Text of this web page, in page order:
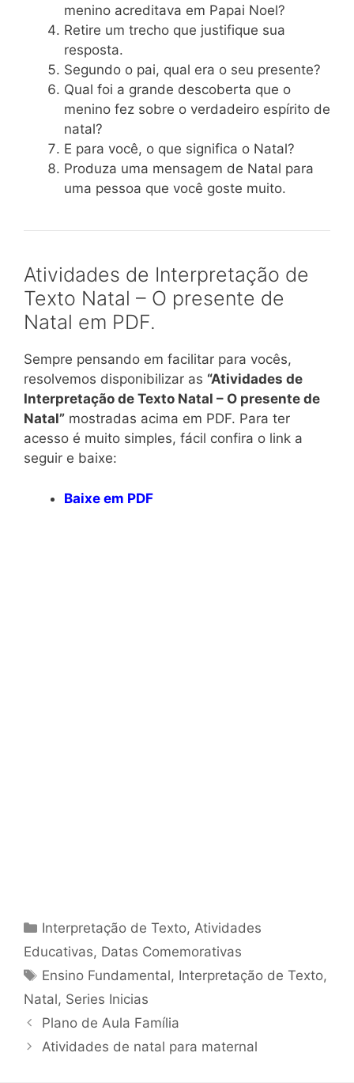
menino acreditava em Papai Noel?
Retire um trecho que justifique sua
resposta.
Segundo o pai, qual era o seu presente?
Qual foi a grande descoberta que o
menino fez sobre o verdadeiro espírito de
natal?
E para você, o que significa o Natal?
Produza uma mensagem de Natal para
uma pessoa que você goste muito.
Atividades de Interpretação de
Texto Natal – O presente de
Natal em PDF.
Sempre pensando em facilitar para vocês,
resolvemos disponibilizar as “Atividades de
Interpretação de Texto Natal – O presente de
Natal” mostradas acima em PDF. Para ter
acesso é muito simples, fácil confira o link a
seguir e baixe:
Baixe em PDF
Categorias
Interpretação de Texto,Atividades
Educativas, Datas Comemorativas
Tags
Ensino Fundamental, Interpretação de Texto,
Natal, Series Inicias
Plano de Aula Família
Atividades de natal para maternal